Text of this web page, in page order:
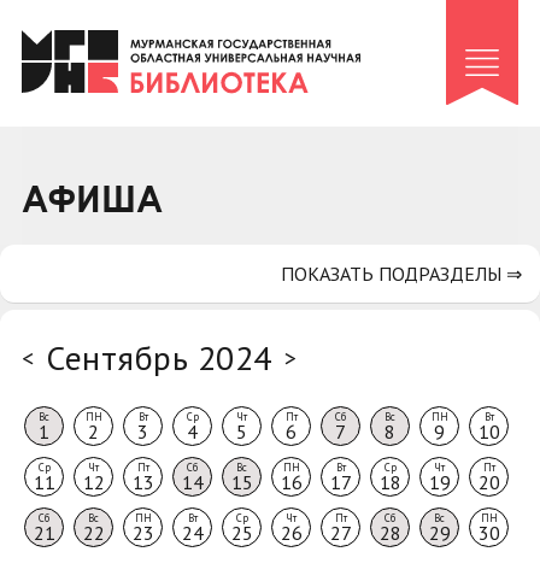
Клуб «Гиря и сельдерей»
Клуб «Семейный архив»
Коллегам
АФИША
< Сентябрь 2024 >
Вс
1
ПН
2
Вт
3
Ср
4
Чт
5
Пт
6
Сб
7
Вс
8
ПН
9
Вт
10
Ср
11
Чт
12
Пт
13
Сб
14
Вс
15
ПН
16
Вт
17
Ср
18
Чт
19
Пт
20
Сб
21
Вс
22
ПН
23
Вт
24
Ср
25
Чт
26
Пт
27
Сб
28
Вс
29
ПН
30
ПОКАЗАТЬ ПОДРАЗДЕЛЫ ⇒